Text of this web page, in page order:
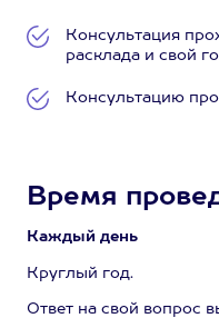
Консультация
расклада и свой
Консультацию
Время
Каждый день
Круглый год.
Ответ на свой вопрос